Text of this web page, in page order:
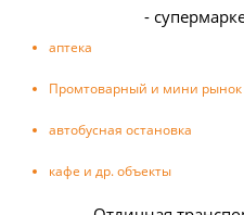
-
аптека
Промтоварный и мини рынок
автобусная остановка
кафе и др. объекты